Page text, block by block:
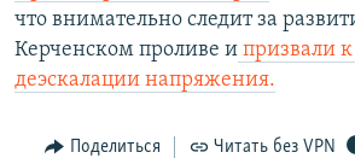
что внимательно следит за
Керченском проливе и призвали
деэскалации напряжения.
Поделиться Читать без VPN